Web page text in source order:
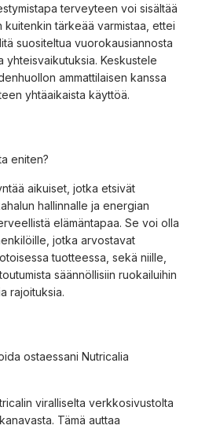
terveyteen voi sisältää
kuitenkin tärkeää varmistaa, ettei
suositeltua vuorokausiannosta
yhteisvaikutuksia. Keskustele
ammattilaisen kanssa
yhtäaikaista käyttöä.
eniten?
aikuiset, jotka etsivät
hallinnalle ja energian
elämäntapaa. Se voi olla
jotka arvostavat
tuotteessa, sekä niille,
säännöllisiin ruokailuihin
rajoituksia.
ostaessani Nutricalia
viralliselta verkkosivustolta
Tämä auttaa